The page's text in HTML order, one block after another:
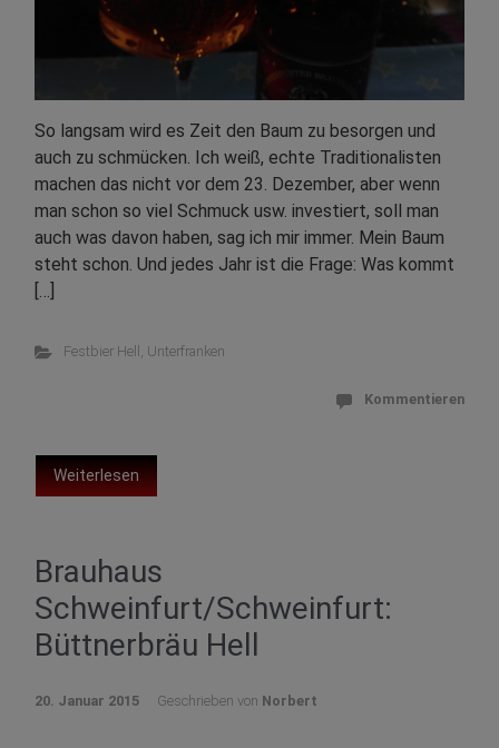
So langsam wird es Zeit den Baum zu besorgen und
auch zu schmücken. Ich weiß, echte Traditionalisten
machen das nicht vor dem 23. Dezember, aber wenn
man schon so viel Schmuck usw. investiert, soll man
auch was davon haben, sag ich mir immer. Mein Baum
steht schon. Und jedes Jahr ist die Frage: Was kommt
[…]
Festbier Hell , Unterfranken
Kommentieren
Weiterlesen
Brauhaus
Schweinfurt/Schweinfurt:
Büttnerbräu Hell
20. Januar 2015 Geschrieben von Norbert